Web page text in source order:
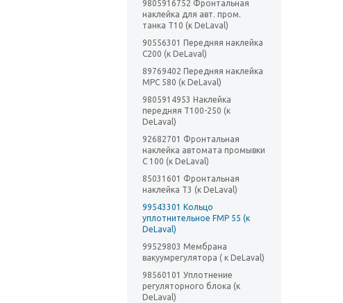
9805916752 Фронтальная
наклейка для авт. пром.
танка Т10 (к DeLaval)
90556301 Передняя наклейка
С200 (к DeLaval)
89769402 Передняя наклейка
МРС 580 (к DeLaval)
9805914953 Наклейка
передняя Т100-250 (к
DeLaval)
92682701 Фронтальная
наклейка автомата промывки
С 100 (к DeLaval)
85031601 Фронтальная
наклейка Т3 (к DeLaval)
99543301 Кольцо
уплотнительное FMP 55 (к
DeLaval)
99529803 Мембрана
вакуумрегулятора ( к DeLaval)
98560101 Уплотнение
регуляторного блока (к
DeLaval)